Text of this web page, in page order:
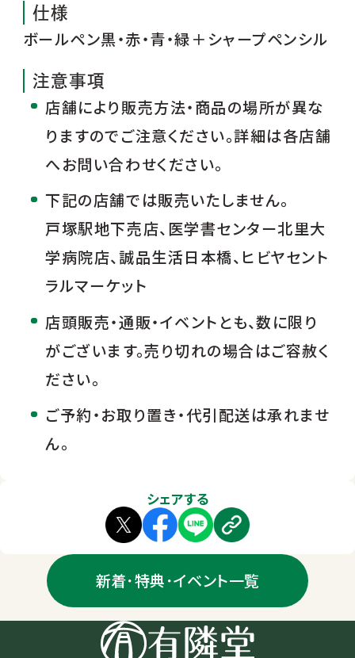
仕様
ボールペン黒・赤・青・緑＋シャープペンシル
注意事項
店舗により販売方法・商品の場所が異な
りますのでご注意ください。詳細は各店舗
へお問い合わせください。
下記の店舗では販売いたしません。
戸塚駅地下売店、医学書センター北里大
学病院店、誠品生活日本橋、ヒビヤセント
ラルマーケット
店頭販売・通販・イベントとも、数に限り
がございます。売り切れの場合はご容赦く
ださい。
ご予約・お取り置き・代引配送は承れませ
ん。
シェアする
新着･特典･イベント一覧